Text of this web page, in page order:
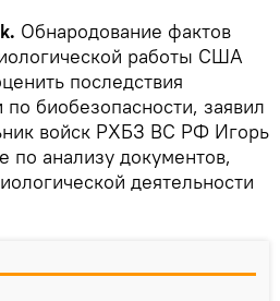
Обнародование фактов
работы США
последствия
биобезопасности, заявил
войск РХБЗ ВС РФ Игорь
по анализу документов,
деятельности